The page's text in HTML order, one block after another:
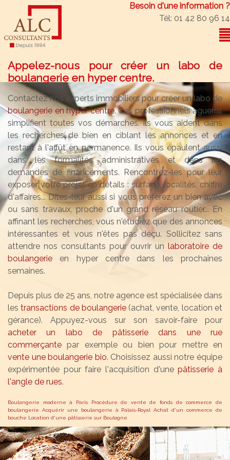
Besoin d'une information ?
Tél: 01 42 80 96 14
Appelez-nous pour créer un labo de
boulangerie en hyper centre.
Contactez nos experts immobiliers pour créer un labo de
boulangerie en hyper centre. Ces professionnels aguerris
simplifient toutes vos démarches. Ils vous aident dans
les recherches de bien en ciblant les annonces et en
restant à l'affût en permanence. Ils vous épaulent aussi
dans les formalités administratives et dans les
demandes de financements. Rencontrez-les pour leur
exposer votre projet en détails : surface, localités, chiffre
d'affaires... Dites-leur aussi si vous préférez un bien avec
ou sans travaux, proche d'un grand réseau routier... En
affinant les recherches, vous n'étudiez que des annonces
intéressantes et vous n'êtes pas déçu. Sollicitez sans
attendre nos consultants pour ouvrir un laboratoire de
boulangerie en hyper centre dans les prochaines
semaines.
Depuis plus de 25 ans, notre agence est spécialisée dans
lestransactions de boulangerie(achat, vente, location et
gérance). Appuyez-vous sur son savoir-faire pour
acheter un labo de pâtisserie dans une rue
commerçante par exemple ou bien pour mettre en
vente une boulangerie bio. Choisissez aussi notre équipe
expérimentée pour faire l'acquisition d'unepâtisserie à
l'angle de rues.
Boulangerie moderne à Paris
Procédure de vente de fonds de commerce de
boulangerie
Acquérir une boulangerie à Palais-Royal
Achat d'un commerce de
bouche Location d'une pâtisserie sur Boulogne